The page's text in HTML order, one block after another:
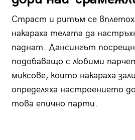
Страст и ритъм се
накараха телата да
паднат. Дансингът
подобаващо с любими
миксове, които накараха
определяха настроението
това епично парти.